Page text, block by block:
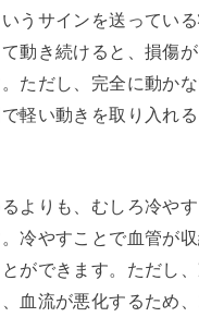
うサインを送ってい
動き続けると、損傷
ただし、完全に動かな
軽い動きを取り入れ
よりも、むしろ冷や
冷やすことで血管が
ができます。ただし
血流が悪化するため